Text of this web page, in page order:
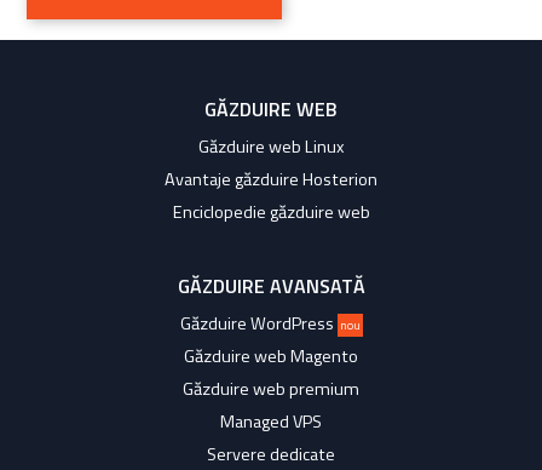
GĂZDUIRE WEB
Găzduire web Linux
Avantaje găzduire Hosterion
Enciclopedie găzduire web
GĂZDUIRE AVANSATĂ
Găzduire WordPress nou
Găzduire web Magento
Găzduire web premium
Managed VPS
Servere dedicate